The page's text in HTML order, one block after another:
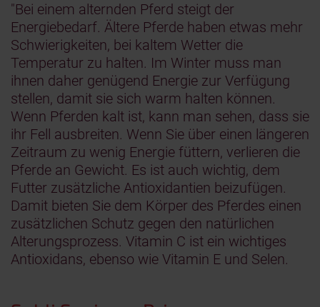
"Bei einem alternden Pferd steigt der
Energiebedarf. Ältere Pferde haben etwas mehr
Schwierigkeiten, bei kaltem Wetter die
Temperatur zu halten. Im Winter muss man
ihnen daher genügend Energie zur Verfügung
stellen, damit sie sich warm halten können.
Wenn Pferden kalt ist, kann man sehen, dass sie
ihr Fell ausbreiten. Wenn Sie über einen längeren
Zeitraum zu wenig Energie füttern, verlieren die
Pferde an Gewicht. Es ist auch wichtig, dem
Futter zusätzliche Antioxidantien beizufügen.
Damit bieten Sie dem Körper des Pferdes einen
zusätzlichen Schutz gegen den natürlichen
Alterungsprozess. Vitamin C ist ein wichtiges
Antioxidans, ebenso wie Vitamin E und Selen.